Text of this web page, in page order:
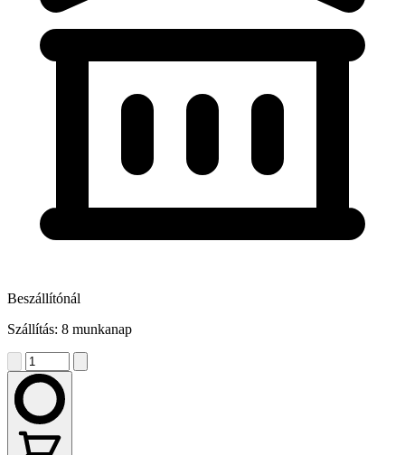
Beszállítónál
Szállítás: 8 munkanap